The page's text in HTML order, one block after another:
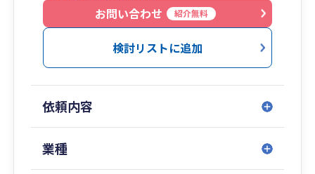
お問い合わせ
紹介無料
検討リストに追加
依頼内容
業種